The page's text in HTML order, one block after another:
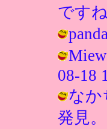
です
08-18
なか
発見